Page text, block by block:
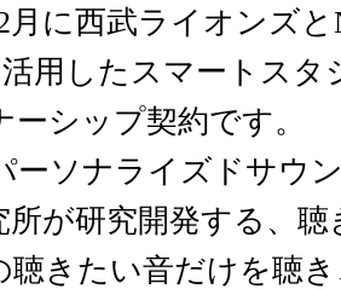
月に西武ライオンズ
用したスマートスタ
ーシップ契約です。
ーソナライズドサウ
所が研究開発する、
聴きたい音だけを聴